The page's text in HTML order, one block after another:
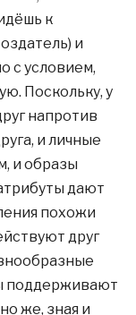
к
и
с условием,
Поскольку, у
напротив
и личные
и образы
дают
похожи
друг
поддерживают
же, зная и